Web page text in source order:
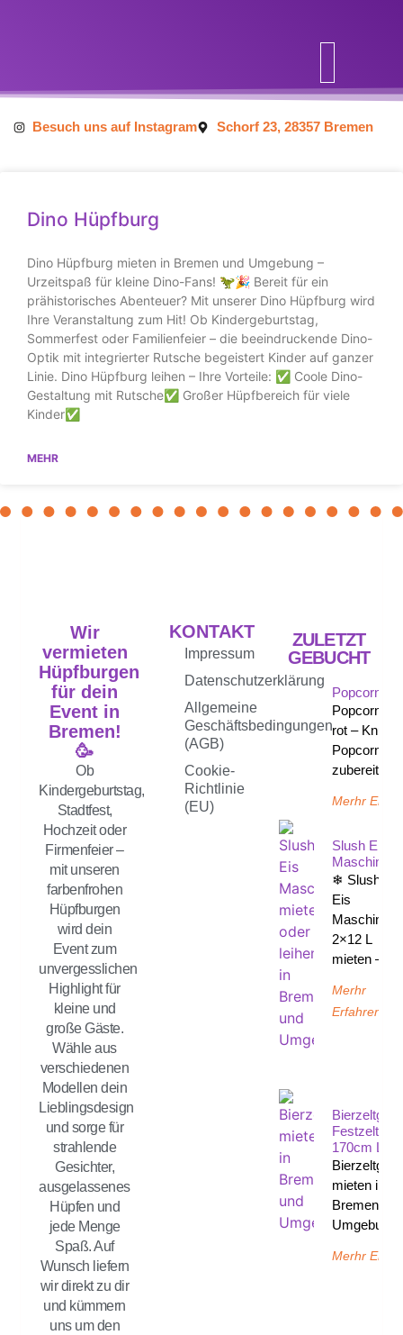
Besuch uns auf Instagram Schorf 23, 28357 Bremen
Dino Hüpfburg
Dino Hüpfburg mieten in Bremen und Umgebung –
Urzeitspaß für kleine Dino-Fans! 🦖🎉 Bereit für ein
prähistorisches Abenteuer? Mit unserer Dino Hüpfburg wird
Ihre Veranstaltung zum Hit! Ob Kindergeburtstag,
Sommerfest oder Familienfeier – die beeindruckende Dino-
Optik mit integrierter Rutsche begeistert Kinder auf ganzer
Linie. Dino Hüpfburg leihen – Ihre Vorteile: ✅ Coole Dino-
Gestaltung mit Rutsche✅ Großer Hüpfbereich für viele
Kinder✅
MEHR
Wir
vermieten
Hüpfburgen
für dein
Event in
Bremen!
🥳
Ob
Kindergeburtstag,
Stadtfest,
Hochzeit oder
Firmenfeier –
mit unseren
farbenfrohen
Hüpfburgen
wird dein
Event zum
unvergesslichen
Highlight für
kleine und
große Gäste.
Wähle aus
verschiedenen
Modellen dein
Lieblingsdesign
und sorge für
strahlende
Gesichter,
ausgelassenes
Hüpfen und
jede Menge
Spaß. Auf
Wunsch liefern
wir direkt zu dir
und kümmern
uns um den
KONTAKT
Impressum
Datenschutzerklärung
Allgemeine
Geschäftsbedingungen
(AGB)
Cookie-
Richtlinie
(EU)
ZULETZT
GEBUCHT
rot –
Popcorn,
zubereitet
Merhr
Slush Eis
Maschine
❄ Slush-
Eis
Maschine
2×12 L
mieten –
Merhr
Erfahren
170cm
mieten in
Bremen und
Umgebung
Merhr